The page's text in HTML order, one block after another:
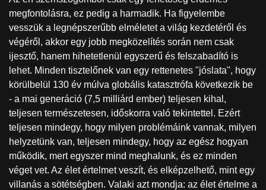
megfontolásra, ez pedig a harmadik. Ha figyelembe
vesszük a legnépszerűbb elméletet a világ kezdetéről és
végéről, akkor egy jobb megközelítés során nem csak
ijesztő, hanem hihetetlenül egyszerű és felszabadító is
lehet. Minden tisztelőnek van egy rettenetes "jóslata", hogy
körülbelül 130 év múlva globális katasztrófa következik be
- a mai generáció (7,5 milliárd ember) teljesen kihal,
teljesen természetesen, időskorra való tekintettel. Ezért
teljesen mindegy, hogy milyen problémáink vannak, milyen
helyzetünk van, teljesen mindegy, hogy az egész hogyan
működik, mert egyszer mind meghalunk, és ez minden
véget vet. Az élet értelmet veszít, és elképzelhető, mint egy
villanás a sötétségben. Valaki azt mondja: az élet értelme a